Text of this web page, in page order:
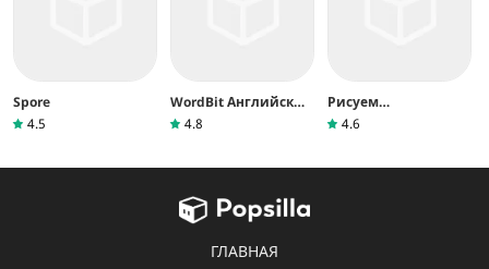
Spore
4.5
WordBit Английский
язык
4.8
Рисуем
Мультфильмы 2
4.6
ГЛАВНАЯ